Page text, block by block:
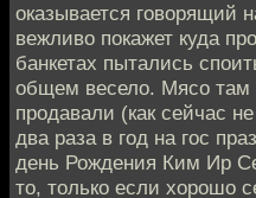
оказывается говорящий
вежливо покажет куда
банкетах пытались
общем весело. Мясо там
продавали (как сейчас
два раза в год на гос
день Рождения Ким Ир
то, только если хорошо